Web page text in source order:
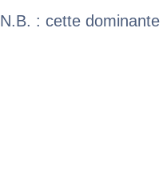
N.B. : cette